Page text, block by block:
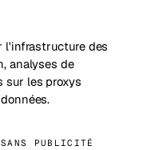
l'infrastructure des
analyses de
sur les proxys
PUBLICITÉ